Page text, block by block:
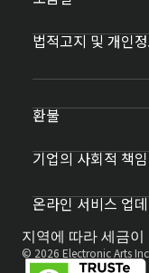
법적고지 및 개인
환불
기업의 사회적 책임
온라인 서비스 업
지역에 따라 세금
© 2026 Electronic Arts